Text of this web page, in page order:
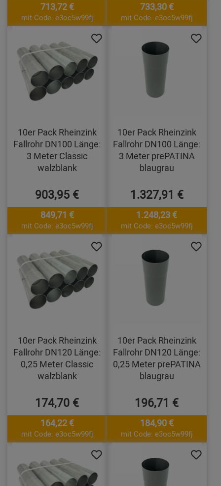
713,72 €
mit Code: e3oc5w99fj
733,30 €
mit Code: e3oc5w99fj
10er Pack Rheinzink
Fallrohr DN100 Länge:
3 Meter Classic
walzblank
903,95 €
849,71 €
mit Code: e3oc5w99fj
10er Pack Rheinzink
Fallrohr DN100 Länge:
3 Meter prePATINA
blaugrau
1.327,91 €
1.248,23 €
mit Code: e3oc5w99fj
10er Pack Rheinzink
Fallrohr DN120 Länge:
0,25 Meter Classic
walzblank
174,70 €
164,22 €
mit Code: e3oc5w99fj
10er Pack Rheinzink
Fallrohr DN120 Länge:
0,25 Meter prePATINA
blaugrau
196,71 €
184,90 €
mit Code: e3oc5w99fj